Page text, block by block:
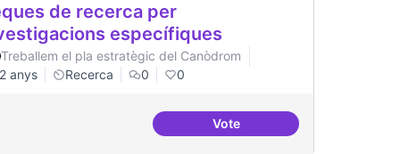
de recerca per
específiques
Treballem el pla estratègic del Canòdrom
2 anys
Recerca 0 0
VoteBeques de recerca per